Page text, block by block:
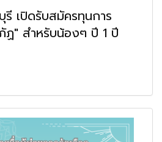
รี เปิดรับสมัครทุนการ
ฏ" สำหรับน้องๆ ปี 1 ปี